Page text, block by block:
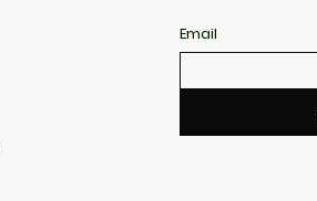
Email